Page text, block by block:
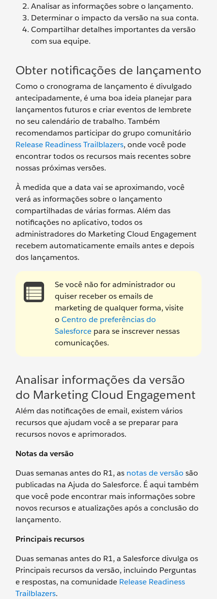
Analisar as informações sobre o lançamento.
Determinar o impacto da versão na sua conta.
Compartilhar detalhes importantes da versão
com sua equipe.
Obter notificações de lançamento
Como o cronograma de lançamento é divulgado
antecipadamente, é uma boa ideia planejar para
lançamentos futuros e criar eventos de lembrete
no seu calendário de trabalho. Também
recomendamos participar do grupo comunitário
Release Readiness Trailblazers, onde você pode
encontrar todos os recursos mais recentes sobre
nossas próximas versões.
À medida que a data vai se aproximando, você
verá as informações sobre o lançamento
compartilhadas de várias formas. Além das
notificações no aplicativo, todos os
administradores do Marketing Cloud Engagement
recebem automaticamente emails antes e depois
dos lançamentos.
Se você não for administrador ou
quiser receber os emails de
marketing de qualquer forma, visite
o Centro de preferências do
Salesforce para se inscrever nessas
comunicações.
Analisar informações da versão
do Marketing Cloud Engagement
Além das notificações de email, existem vários
recursos que ajudam você a se preparar para
recursos novos e aprimorados.
Notas da versão
Duas semanas antes do R1, as notas de versão são
publicadas na Ajuda do Salesforce. É aqui também
que você pode encontrar mais informações sobre
novos recursos e atualizações após a conclusão do
lançamento.
Principais recursos
Duas semanas antes do R1, a Salesforce divulga os
Principais recursos da versão, incluindo Perguntas
e respostas, na comunidade Release Readiness
Trailblazers.